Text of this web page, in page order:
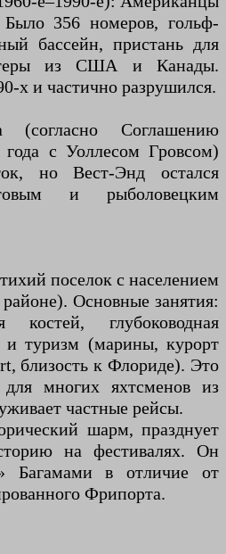
Было 356 номеров, гольф-
бассейн, пристань для
из США и Канады.
х и частично разрушился.
(согласно Соглашению
с Уоллесом Гровсом)
но Вест-Энд остался
и рыболовецким
поселок с населением
Основные занятия:
костей, глубоководная
и туризм (марины, курорт
близость к Флориде). Это
многих яхтсменов из
частные рейсы.
шарм, празднует
на фестивалях. Он
Багамами в отличие от
Фрипорта.